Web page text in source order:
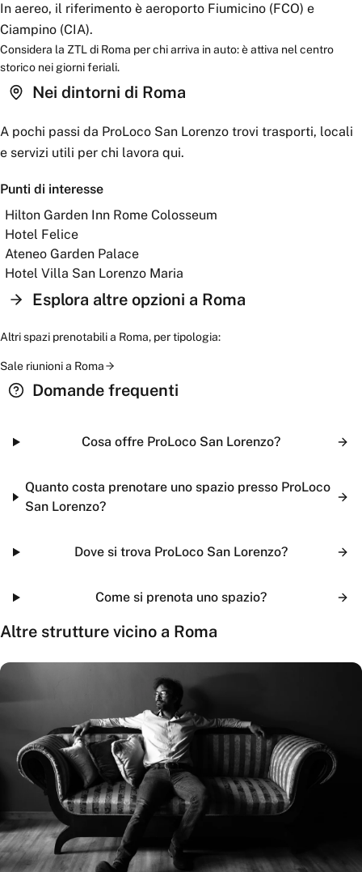
In aereo, il riferimento è aeroporto Fiumicino (FCO) e
Ciampino (CIA).
Considera la ZTL di Roma per chi arriva in auto: è attiva nel centro
storico nei giorni feriali.
Nei dintorni di Roma
A pochi passi da ProLoco San Lorenzo trovi trasporti, locali
e servizi utili per chi lavora qui.
Punti di interesse
Hilton Garden Inn Rome Colosseum
Hotel Felice
Ateneo Garden Palace
Hotel Villa San Lorenzo Maria
Esplora altre opzioni a Roma
Altri spazi prenotabili a Roma, per tipologia:
Sale riunionia Roma
Domande frequenti
Cosa offre ProLoco San Lorenzo?
Quanto costa prenotare uno spazio presso ProLoco
San Lorenzo?
Dove si trova ProLoco San Lorenzo?
Come si prenota uno spazio?
Altre strutture vicino a Roma